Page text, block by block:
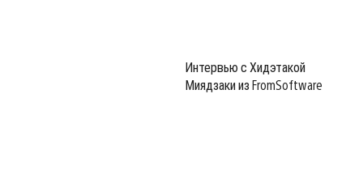
Интервью с Хидэтакой
Миядзаки из FromSoftware